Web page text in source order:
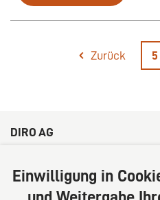
Zurück 5
DIRO AG
20354 Hamburg
Deutschland
Einwilligung in